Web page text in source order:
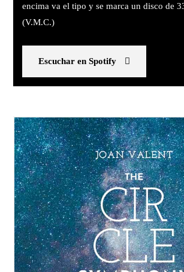
encima va el tipo y se marca un disco de
(V.M.C.)
Escuchar en Spotify